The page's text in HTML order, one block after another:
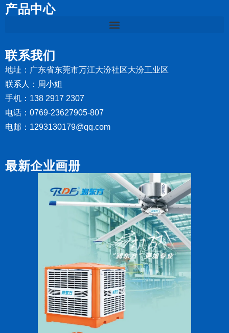
产品中心
联系我们
地址：广东省东莞市万江大汾社区大汾工业区
联系人：周小姐
手机：138 2917 2307
电话：0769-23627905-807
电邮：1293130179@qq.com
最新企业画册